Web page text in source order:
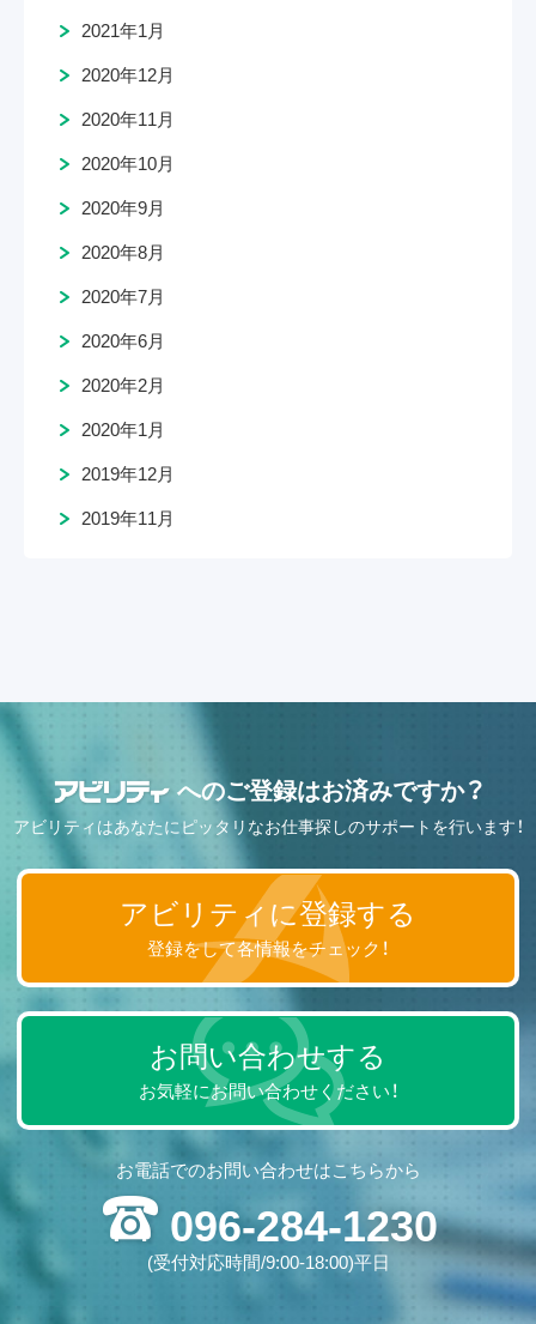
2021年1月
2020年12月
2020年11月
2020年10月
2020年9月
2020年8月
2020年7月
2020年6月
2020年2月
2020年1月
2019年12月
2019年11月
へのご登録はお済みですか？
アビリティはあなたにピッタリなお仕事探しのサポートを行います！
アビリティに登録する
登録をして各情報をチェック！
お問い合わせする
お気軽にお問い合わせください！
お電話でのお問い合わせはこちらから
096-284-1230
(受付対応時間/9:00-18:00)平日